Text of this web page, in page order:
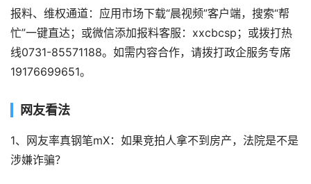
报料、维权通道：应用市场下载“晨视频”客户端，搜索“帮
忙”一键直达；或微信添加报料客服：xxcbcsp；或拨打热
线0731-85571188。如需内容合作，请拨打政企服务专席
19176699651。
网友看法
1、网友率真钢笔mX：如果竞拍人拿不到房产，法院是不是
涉嫌诈骗？